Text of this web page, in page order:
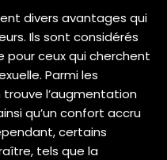
divers avantages qui
Ils sont considérés
ceux qui cherchent
Parmi les
l’augmentation
qu’un confort accru
certains
tels que la